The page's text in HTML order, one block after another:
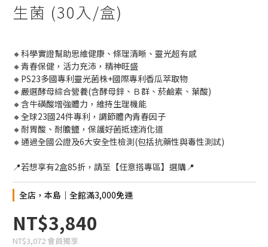
生菌 (30入/盒)
🔸科學實證幫助思維健康、條理清晰、靈光超有感
🔸青春保健，活力充沛，精神旺盛
🔸PS23多國專利靈光菌株+國際專利香瓜萃取物
🔸嚴選酵母綜合營養(含酵母鋅、Ｂ群、菸鹼素、葉酸)
🔸含牛磺酸增強體力，維持生理機能
🔸全球23國24件專利，調節體內青春因子
🔸耐胃酸、耐膽鹽，保護好菌抵達消化道
🔸通過全國公證及6大安全性檢測(包括抗藥性與毒性測試)
📍若想享有2盒85折，請至【任意搭專區】選購📍
全店，本島│全館滿3,000免運
NT$3,840
NT$3,072 會員獨享